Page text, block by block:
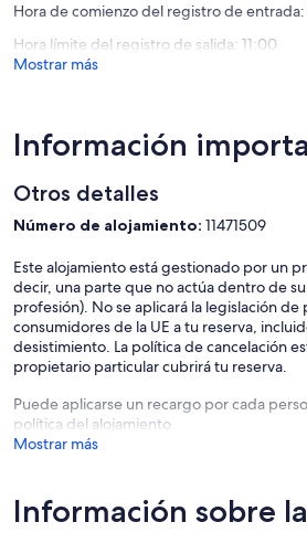
Hora de comienzo del registro de entrada:
Hora límite del registro de salida: 11:00
Mostrar más
Información
Otros detalles
Número de alojamiento: 11471509
Este alojamiento está gestionado por un
decir, una parte que no actúa dentro de
profesión). No se aplicará la legislación
consumidores de la UE a tu reserva,
desistimiento. La política de cancelación
propietario particular cubrirá tu reserva.
Puede aplicarse un recargo por cada
política del alojamiento.
Mostrar más
Información sobre